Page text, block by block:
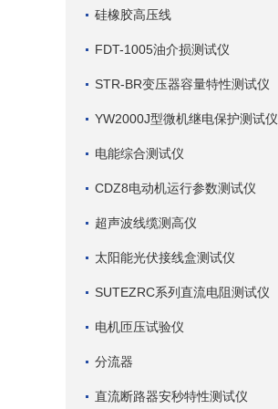
硅橡胶高压线
FDT-1005油介损测试仪
STR-BR变压器容量特性测试仪
YW2000J型微机继电保护测试仪
电能综合测试仪
CDZ8电动机运行参数测试仪
超声波线缆测高仪
太阳能光伏接线盒测试仪
SUTEZRC系列直流电阻测试仪
电机匝压试验仪
分流器
直流断路器安秒特性测试仪